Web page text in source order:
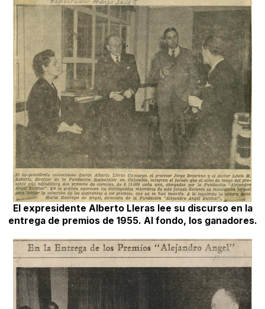
El expresidente Alberto Lleras lee su discurso en la
entrega de premios de 1955. Al fondo, los ganadores.